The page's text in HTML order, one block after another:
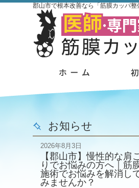
郡山市で根本改善なら「筋膜カッパ整
お知らせ
2026年8月3日
【郡山市】慢性的な肩
りでお悩みの方へ｜筋
施術でお悩みを解消し
みませんか？